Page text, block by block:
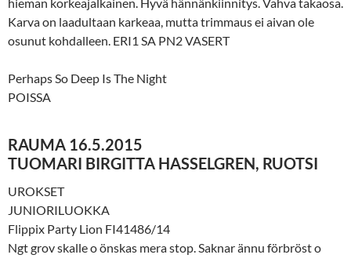
Karva on laadultaan karkeaa, mutta trimmaus ei aivan ole
osunut kohdalleen. ERI1 SA PN2 VASERT
Perhaps So Deep Is The Night
POISSA
RAUMA 16.5.2015
TUOMARI BIRGITTA HASSELGREN, RUOTSI
UROKSET
JUNIORILUOKKA
Flippix Party Lion FI41486/14
Ngt grov skalle o önskas mera stop. Saknar ännu förbröst o